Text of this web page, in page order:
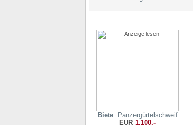
Biete: Panzergürtelschweif
EUR 1.100,-